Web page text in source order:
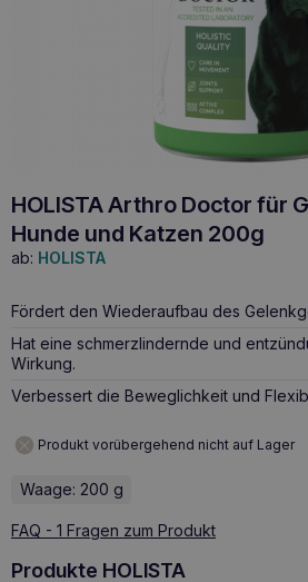
HOLISTA Arthro Doctor für
Hunde und Katzen 200g
ab: HOLISTA
Fördert den Wiederaufbau des
Hat eine schmerzlindernde und
Wirkung.
Verbessert die Beweglichkeit und
Produkt vorübergehend nicht auf Lager
Waage: 200 g
FAQ - 1 Fragen zum Produkt
Produkte HOLISTA